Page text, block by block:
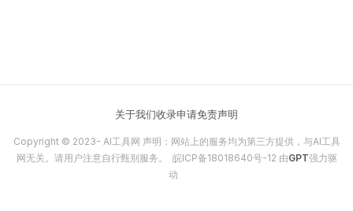
关于我们收录申请免责声明
Copyright © 2023- AI工具网 声明：网站上的服务均为第三方提供，与AI工具
网无关。请用户注意自行甄别服务。 皖ICP备18018640号-12 由GPT强力驱
动